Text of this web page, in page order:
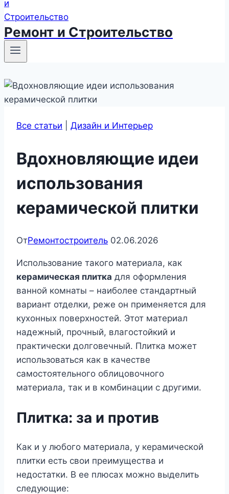
Ремонт и Строительство
Все статьи Дизайн и Интерьер
Вдохновляющие идеи
использования
керамической плитки
ОтРемонтостроитель 02.06.2026
Использование такого материала, как
керамическая плитка для оформления
ванной комнаты – наиболее стандартный
вариант отделки, реже он применяется для
кухонных поверхностей. Этот материал
надежный, прочный, влагостойкий и
практически долговечный. Плитка может
использоваться как в качестве
самостоятельного облицовочного
материала, так и в комбинации с другими.
Плитка: за и против
Как и у любого материала, у керамической
плитки есть свои преимущества и
недостатки. В ее плюсах можно выделить
следующие: